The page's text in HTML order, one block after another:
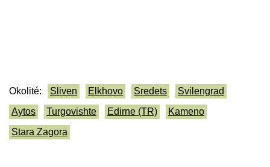
Okolité: Sliven Elkhovo Sredets
Svilengrad
Aytos
Turgovishte Edirne (TR)
Kameno
Stara Zagora